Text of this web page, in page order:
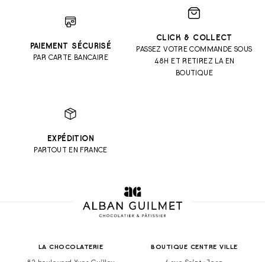
PAIEMENT SÉCURISÉ
PAR CARTE BANCAIRE
CLICK & COLLECT
PASSEZ VOTRE COMMANDE SOUS
48H ET RETIREZ LA EN
BOUTIQUE
EXPÉDITION
PARTOUT EN FRANCE
LA CHOCOLATERIE BOUTIQUE CENTRE VILLE